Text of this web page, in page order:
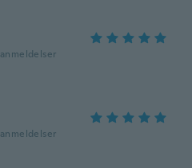
anmeldelser
anmeldelser